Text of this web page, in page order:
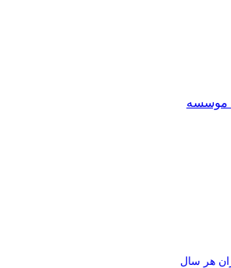
موسسه
هر سال